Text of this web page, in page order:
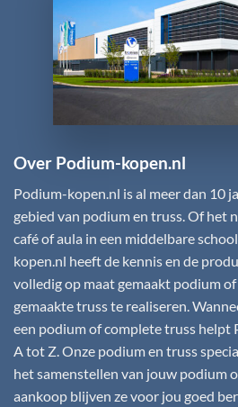
Over Podium-kopen.nl
Podium-kopen.nl is al meer dan 10
gebied van podium en truss. Of het
café of aula in een middelbare
kopen.nl heeft de kennis en de
volledig op maat gemaakt podium
gemaakte truss te realiseren.
een podium of complete truss helpt
A tot Z. Onze podium en truss
het samenstellen van jouw podium
aankoop blijven ze voor jou goed